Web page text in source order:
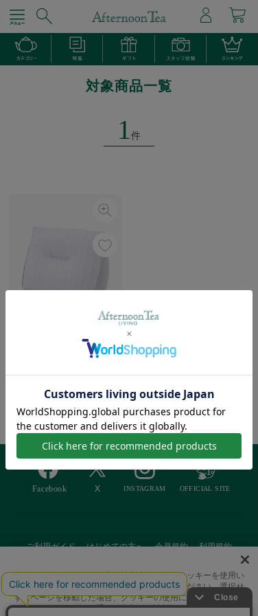
対象商品一覧
1件
【接触冷感 洗える】ク
ールリラックスクッショ
¥2,564 [37％OFF]
Afternoon Tea > 商品検索
ご利用ガイド はじめての方へ 会員規約 利用規約
採用情報 FAQ お問い合わせ
当サイトでは、サイトの利便性向上のためにクッキーを使用い
たします。ボタンから同意の可否を選択してください。選択せ
ずにページを移動した場合、クッキーの使用に同意したことに
なります。クッキーを通じて収集する情報には「お客様個人を